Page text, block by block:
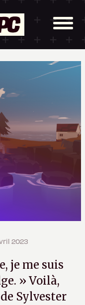
2023
je me suis
» Voilà,
Sylvester